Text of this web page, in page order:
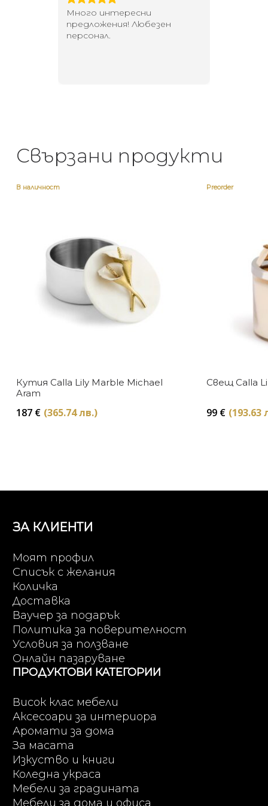
Много интересни
предложения! Любезен
персонал.
Свързани продукти
В наличност
Кутия Calla Lily Marble Michael
Aram
187 € (365.74 лв.)
Preorder
Свещ Calla
99 € (193.63
ЗА КЛИЕНТИ
Моят профил
Списък с желания
Количка
Доставка
Ваучер за подарък
Политика за поверителност
Условия за ползване
Онлайн пазаруване
ПРОДУКТОВИ КАТЕГОРИИ
Висок клас мебели
Аксесоари за интериора
Аромати за дома
За масата
Изкуство и книги
Коледна украса
Мебели за градината
Мебели за дома и офиса